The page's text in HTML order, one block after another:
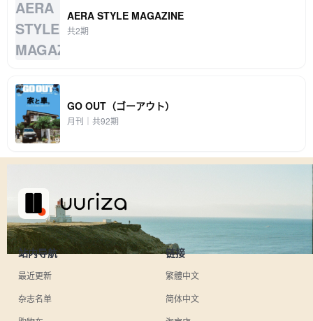
AERA STYLE MAGAZINE
共2期
GO OUT（ゴーアウト）
月刊｜共92期
站内导航
最近更新
杂志名单
链接
繁體中文
简体中文